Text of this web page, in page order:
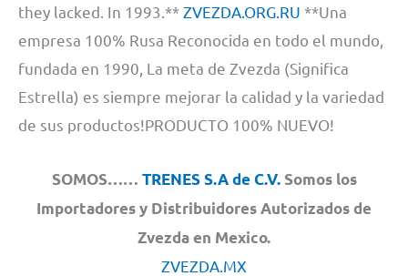
they lacked. In 1993.**ZVEZDA.ORG.RU **Una
empresa 100% Rusa Reconocida en todo el mundo,
fundada en 1990, La meta de Zvezda (Significa
Estrella) es siempre mejorar la calidad y la variedad
de sus productos!PRODUCTO 100% NUEVO!
SOMOS…… TRENES S.A de C.V.Somos los
Importadores y Distribuidores Autorizados de
Zvezda en Mexico.
ZVEZDA.MX